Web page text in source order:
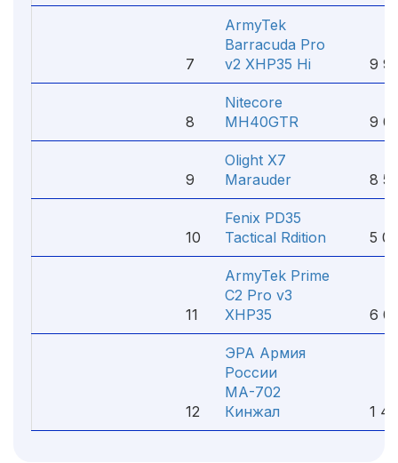
7
ArmyTek
Barracuda Pro
v2 XHP35 Hi
9
8
Nitecore
MH40GTR
9
9
Olight X7
Marauder
8
10
Fenix PD35
Tactical Rdition
5
11
ArmyTek Prime
C2 Pro v3
XHP35
6
12
ЭРА Армия
России
МА-702
Кинжал
1